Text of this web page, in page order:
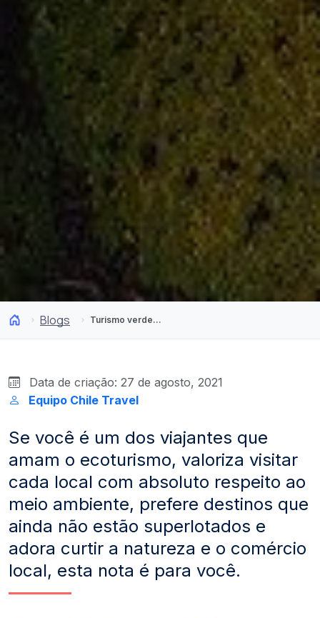
Blogs Turismo verde! Rotas ecológicas pelo deserto do Atacama
Data de criação: 27 de agosto, 2021
Equipo Chile Travel
Se você é um dos viajantes que
amam o ecoturismo, valoriza visitar
cada local com absoluto respeito ao
meio ambiente, prefere destinos que
ainda não estão superlotados e
adora curtir a natureza e o comércio
local, esta nota é para você.